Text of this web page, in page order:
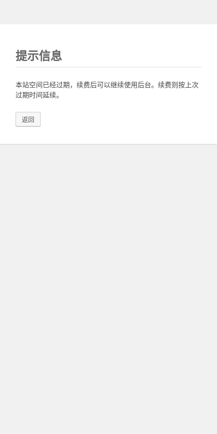
提示信息
本站空间已经过期，续费后可以继续使用后台。续费则按上次
过期时间延续。
返回